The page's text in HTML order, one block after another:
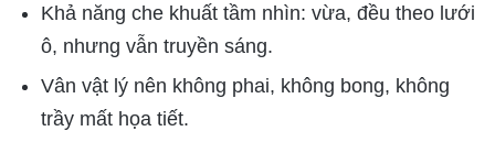
Khả năng che khuất tầm nhìn: vừa, đều theo lưới
ô, nhưng vẫn truyền sáng.
Vân vật lý nên không phai, không bong, không
trầy mất họa tiết.